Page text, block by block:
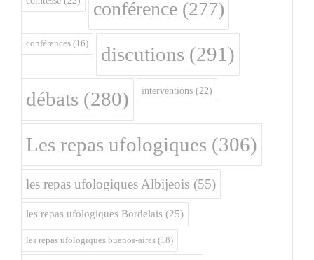
conférence (277)
conférences (16) discutions (291)
débats (280) interventions (22)
Les repas ufologiques (306)
les repas ufologiques Albijeois (55)
les repas ufologiques Bordelais (25)
les repas ufologiques buenos-aires (18)